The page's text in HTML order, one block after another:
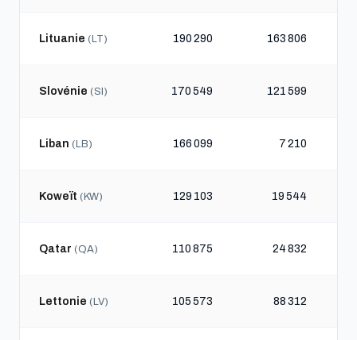
Lituanie (LT) 190 290 163 806
Slovénie (SI) 170 549 121 599
Liban (LB) 166 099 7 210
Koweït (KW) 129 103 19 544
Qatar (QA) 110 875 24 832
Lettonie (LV) 105 573 88 312